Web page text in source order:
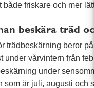
både friskare och mer
beskära träd
trädbeskärning beror
under vårvintern från
under
som är juli, augusti och